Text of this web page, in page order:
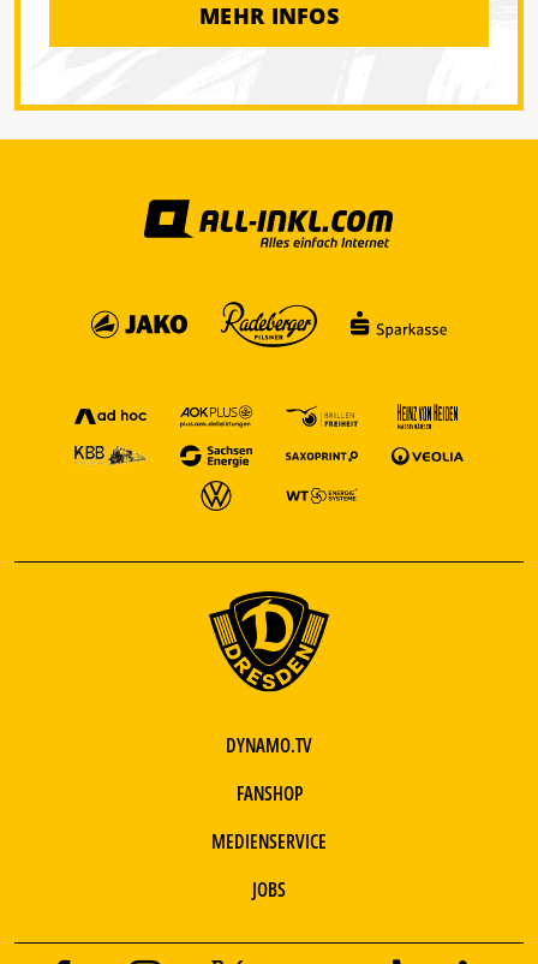
MEHR INFOS
DYNAMO.TV
FANSHOP
MEDIENSERVICE
JOBS